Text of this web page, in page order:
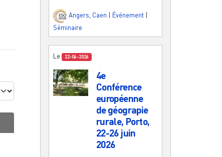
Angers, Caen Événement
Séminaire
Le 22-06-2026
4e
Conférence
européenne
de géograpie
rurale, Porto,
22-26 juin
2026